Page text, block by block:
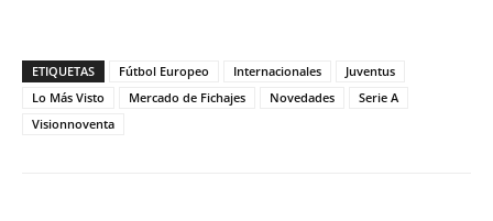
ETIQUETAS Fútbol Europeo Internacionales
Juventus
Lo Más Visto
Mercado de Fichajes Novedades
Serie A
Visionnoventa